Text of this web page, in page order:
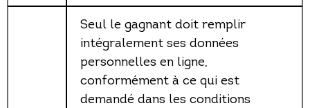
Seul le gagnant doit remplir
intégralement ses données
personnelles en ligne,
conformément à ce qui est
demandé dans les conditions